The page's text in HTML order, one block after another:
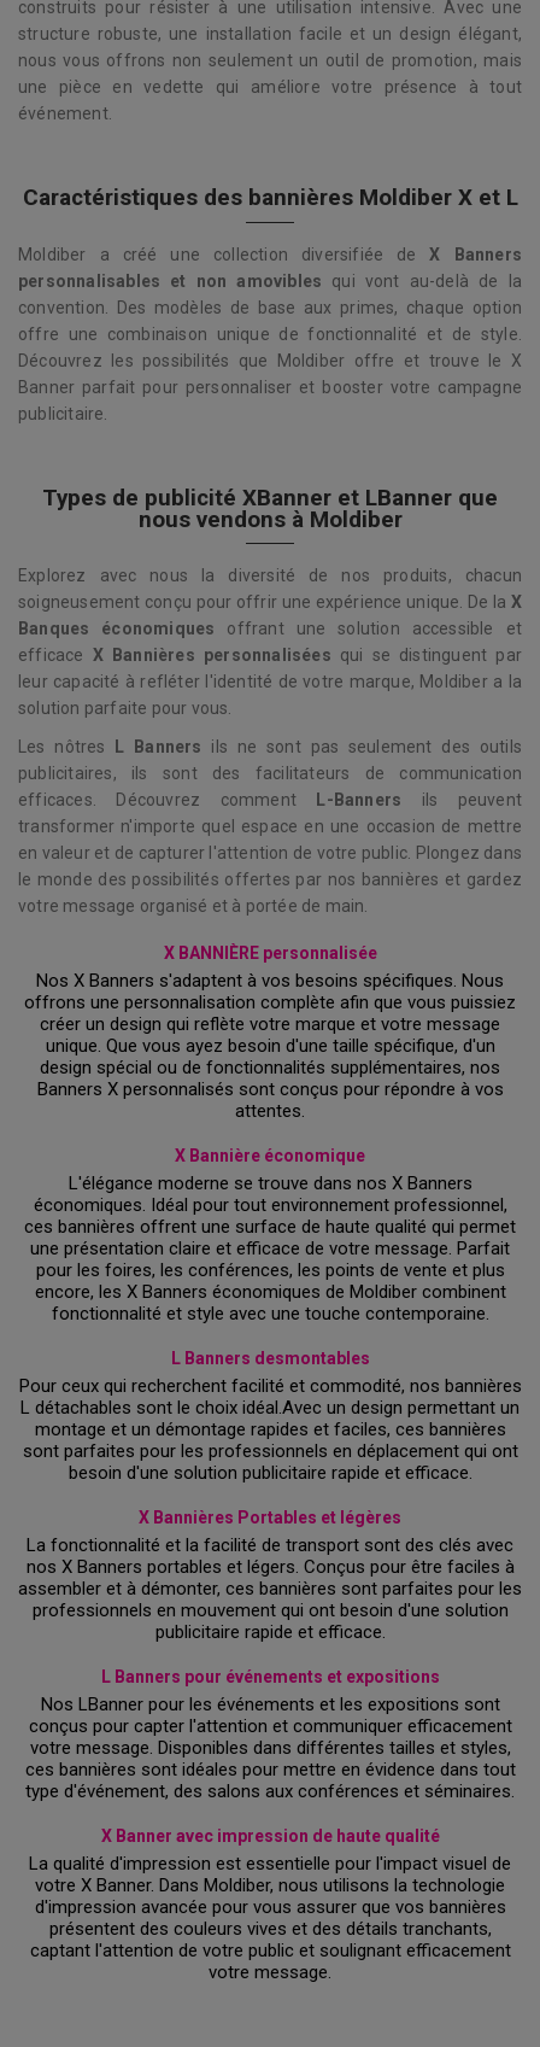
construits pour résister à une utilisation intensive. Avec une
structure robuste, une installation facile et un design élégant,
nous vous offrons non seulement un outil de promotion, mais
une pièce en vedette qui améliore votre présence à tout
événement.
Caractéristiques des bannières Moldiber X et L
Moldiber a créé une collection diversifiée deX Banners
personnalisables et non amovibles qui vont au-delà de la
convention. Des modèles de base aux primes, chaque option
offre une combinaison unique de fonctionnalité et de style.
Découvrez les possibilités que Moldiber offre et trouve le X
Banner parfait pour personnaliser et booster votre campagne
publicitaire.
Types de publicité XBanner et LBanner que
nous vendons à Moldiber
Explorez avec nous la diversité de nos produits, chacun
soigneusement conçu pour offrir une expérience unique. De la X
Banques économiques offrant une solution accessible et
efficace X Bannières personnalisées qui se distinguent par
leur capacité à refléter l'identité de votre marque, Moldiber a la
solution parfaite pour vous.
Les nôtres L Banners
ils ne sont pas seulement des outils
publicitaires, ils sont des facilitateurs de communication
efficaces. Découvrez comment L-Banners ils peuvent
transformer n'importe quel espace en une occasion de mettre
en valeur et de capturer l'attention de votre public. Plongez dans
le monde des possibilités offertes par nos bannières et gardez
votre message organisé et à portée de main.
X BANNIÈRE personnalisée
Nos X Banners s'adaptent à vos besoins spécifiques. Nous
offrons une personnalisation complète afin que vous puissiez
créer un design qui reflète votre marque et votre message
unique. Que vous ayez besoin d'une taille spécifique, d'un
design spécial ou de fonctionnalités supplémentaires, nos
Banners X personnalisés sont conçus pour répondre à vos
attentes.
X Bannière économique
L'élégance moderne se trouve dans nos X Banners
économiques. Idéal pour tout environnement professionnel,
ces bannières offrent une surface de haute qualité qui permet
une présentation claire et efficace de votre message. Parfait
pour les foires, les conférences, les points de vente et plus
encore, les X Banners économiques de Moldiber combinent
fonctionnalité et style avec une touche contemporaine.
L Banners desmontables
Pour ceux qui recherchent facilité et commodité, nos bannières
L détachables sont le choix idéal.Avec un design permettant un
montage et un démontage rapides et faciles, ces bannières
sont parfaites pour les professionnels en déplacement qui ont
besoin d'une solution publicitaire rapide et efficace.
X Bannières Portables et légères
La fonctionnalité et la facilité de transport sont des clés avec
nos X Banners portables et légers. Conçus pour être faciles à
assembler et à démonter, ces bannières sont parfaites pour les
professionnels en mouvement qui ont besoin d'une solution
publicitaire rapide et efficace.
L Banners pour événements et expositions
Nos LBanner pour les événements et les expositions sont
conçus pour capter l'attention et communiquer efficacement
votre message. Disponibles dans différentes tailles et styles,
ces bannières sont idéales pour mettre en évidence dans tout
type d'événement, des salons aux conférences et séminaires.
X Banner avec impression de haute qualité
La qualité d'impression est essentielle pour l'impact visuel de
votre X Banner. Dans Moldiber, nous utilisons la technologie
d'impression avancée pour vous assurer que vos bannières
présentent des couleurs vives et des détails tranchants,
captant l'attention de votre public et soulignant efficacement
votre message.